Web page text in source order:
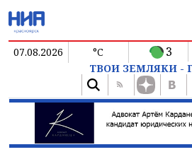
07.08.2026 °C 3
ТВОИ ЗЕМЛЯКИ -